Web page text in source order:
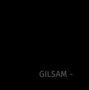
GILSAM -